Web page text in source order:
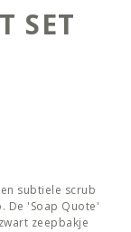
SET
subtiele scrub
De 'Soap Quote'
zeepbakje